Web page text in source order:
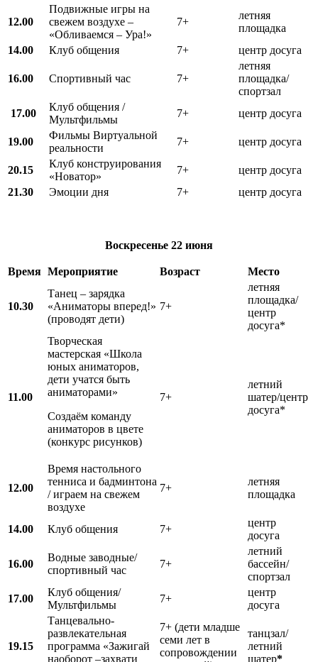
12.00
Подвижные игры на
свежем воздухе –
«Обливаемся – Ура!»
7+
летняя
площадка
14.00
Клуб общения 7+ центр досуга
16.00 Спортивный час 7+
летняя
площадка/
спортзал
17.00
Клуб общения /
Мультфильмы
7+ центр досуга
19.00
Фильмы Виртуальной
реальности
7+ центр досуга
20.15
Клуб конструирования
«Новатор»
7+
центр досуга
21.30
Эмоции дня 7+ центр досуга
Воскресенье 22 июня
Время Мероприятие Возраст Место
10.30
Танец – зарядка
«Аниматоры вперед!»
(проводят дети)
7+
летняя
площадка/
центр
досуга*
11.00
Творческая
мастерская «Школа
юных аниматоров,
дети учатся быть
аниматорами»
Создаём команду
аниматоров в цвете
(конкурс рисунков)
7+
летний
шатер/центр
досуга*
12.00
Время настольного
тенниса и бадминтона
/ играем на свежем
воздухе
7+
летняя
площадка
14.00 Клуб общения 7+
центр
досуга
16.00
Водные заводные/
спортивный час
7+
летний
бассейн/
спортзал
17.00
Клуб общения/
Мультфильмы
7+
центр
досуга
19.15
Танцевально-
развлекательная
программа «Зажигай
наоборот –захвати
7+ (дети младше
семи лет в
сопровождении
танцзал/
летний
шатер*